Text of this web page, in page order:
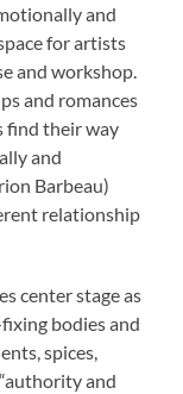
and
for artists
and workshop.
and romances
find their way
and
Barbeau)
relationship
center stage as
bodies and
spices,
and